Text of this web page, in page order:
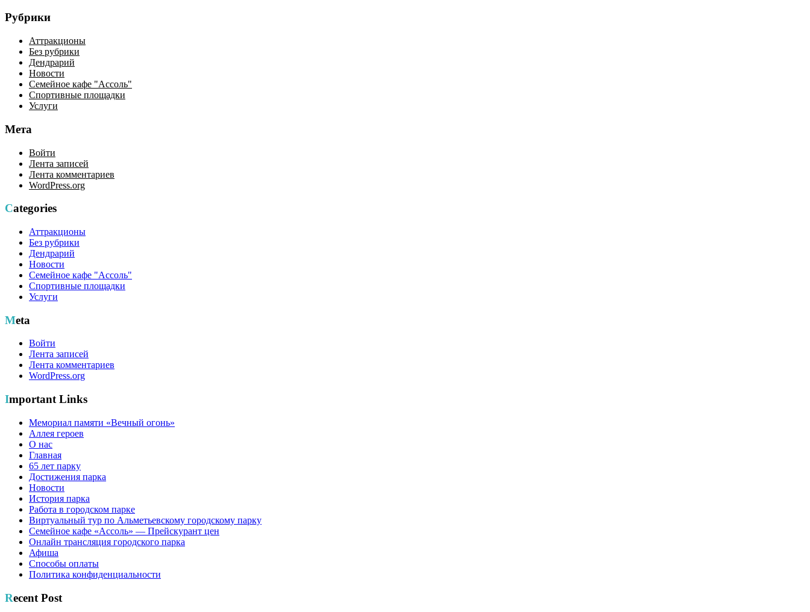
Рубрики
Аттракционы
Без рубрики
Дендрарий
Новости
Семейное кафе "Ассоль"
Спортивные площадки
Услуги
Мета
Войти
Лента записей
Лента комментариев
WordPress.org
Categories
Аттракционы
Без рубрики
Дендрарий
Новости
Семейное кафе "Ассоль"
Спортивные площадки
Услуги
Meta
Войти
Лента записей
Лента комментариев
WordPress.org
Important Links
Мемориал памяти «Вечный огонь»
Аллея героев
О нас
Главная
65 лет парку
Достижения парка
Новости
История парка
Работа в городском парке
Виртуальный тур по Альметьевскому городскому парку
Семейное кафе «Ассоль» — Прейскурант цен
Онлайн трансляция городского парка
Афиша
Способы оплаты
Политика конфиденциальности
Recent Post